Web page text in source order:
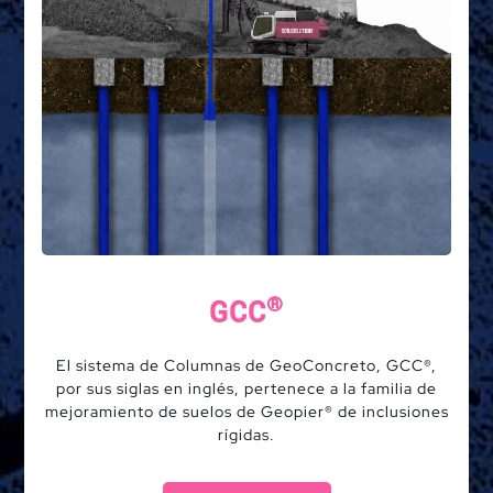
Sistemas
Aplicaciones
GCC®
El sistema de Columnas de GeoConcreto, GCC®,
por sus siglas en inglés, pertenece a la familia de
mejoramiento de suelos de Geopier® de inclusiones
rígidas.